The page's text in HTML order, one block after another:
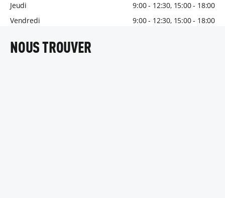
Jeudi
9:00 - 12:30, 15:00 - 18:00
Vendredi
9:00 - 12:30, 15:00 - 18:00
NOUS TROUVER